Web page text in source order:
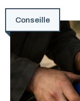
Conseille